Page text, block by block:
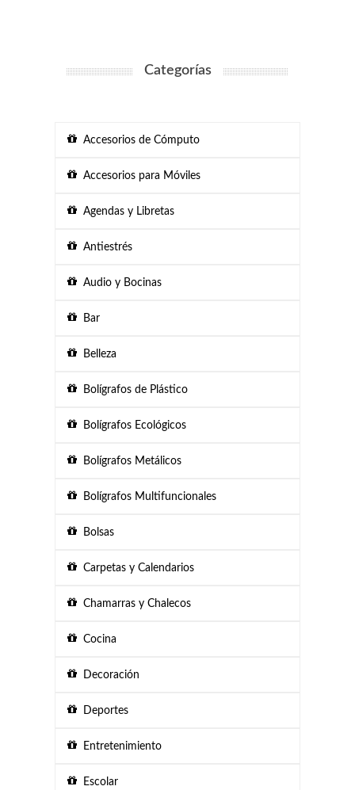
Categorías
Accesorios de Cómputo
Accesorios para Móviles
Agendas y Libretas
Antiestrés
Audio y Bocinas
Bar
Belleza
Bolígrafos de Plástico
Bolígrafos Ecológicos
Bolígrafos Metálicos
Bolígrafos Multifuncionales
Bolsas
Carpetas y Calendarios
Chamarras y Chalecos
Cocina
Decoración
Deportes
Entretenimiento
Escolar